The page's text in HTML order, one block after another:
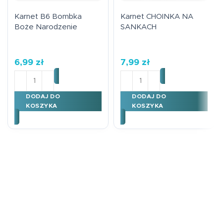
Karnet B6 Bombka
Boże Narodzenie
6,99 zł
DODAJ DO
KOSZYKA
Karnet CHOINKA NA
SANKACH
7,99 zł
DODAJ DO
KOSZYKA